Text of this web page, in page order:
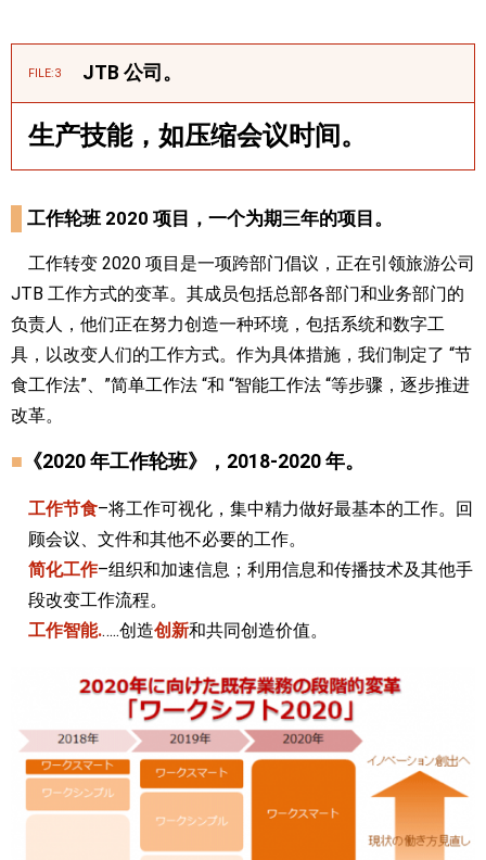
FILE:3 JTB 公司。
生产技能，如压缩会议时间。
工作轮班 2020 项目，一个为期三年的项目。
工作转变 2020 项目是一项跨部门倡议，正在引领旅游公司
JTB 工作方式的变革。其成员包括总部各部门和业务部门的
负责人，他们正在努力创造一种环境，包括系统和数字工
具，以改变人们的工作方式。作为具体措施，我们制定了 “节
食工作法”、”简单工作法 “和 “智能工作法 “等步骤，逐步推进
改革。
■ 《2020 年工作轮班》，2018-2020 年。
工作节食–将工作可视化，集中精力做好最基本的工作。回
顾会议、文件和其他不必要的工作。
简化工作–组织和加速信息；利用信息和传播技术及其他手
段改变工作流程。
工作智能.…..创造创新和共同创造价值。